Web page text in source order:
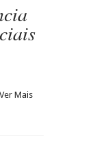
Ver Mais